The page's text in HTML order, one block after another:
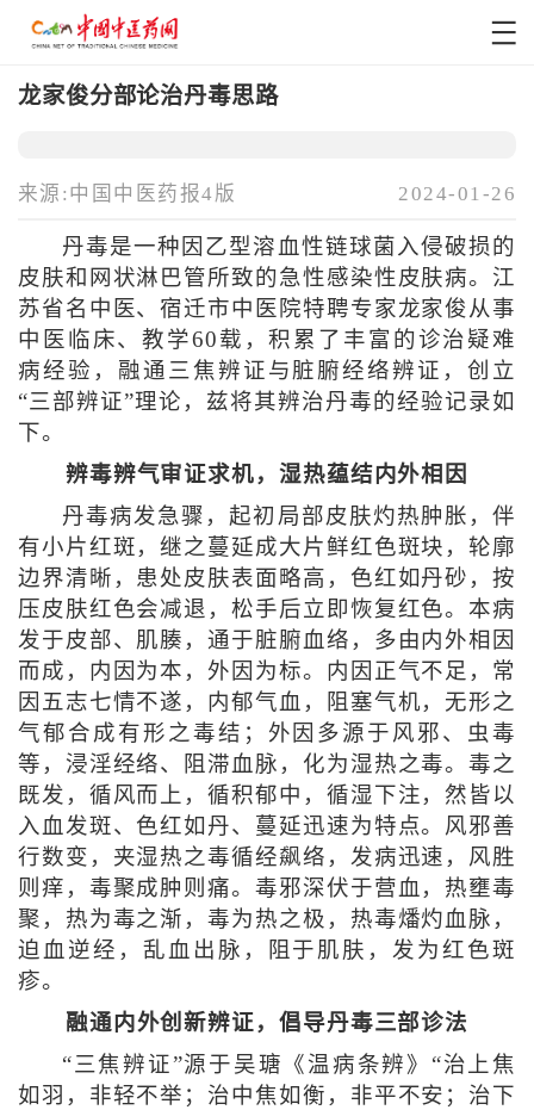
龙家俊分部论治丹毒思路
来源:中国中医药报4版 2024-01-26
丹毒是一种因乙型溶血性链球菌入侵破损的
皮肤和网状淋巴管所致的急性感染性皮肤病。江
苏省名中医、宿迁市中医院特聘专家龙家俊从事
中医临床、教学60载，积累了丰富的诊治疑难
病经验，融通三焦辨证与脏腑经络辨证，创立
“三部辨证”理论，兹将其辨治丹毒的经验记录如
下。
辨毒辨气审证求机，湿热蕴结内外相因
丹毒病发急骤，起初局部皮肤灼热肿胀，伴
有小片红斑，继之蔓延成大片鲜红色斑块，轮廓
边界清晰，患处皮肤表面略高，色红如丹砂，按
压皮肤红色会减退，松手后立即恢复红色。本病
发于皮部、肌腠，通于脏腑血络，多由内外相因
而成，内因为本，外因为标。内因正气不足，常
因五志七情不遂，内郁气血，阻塞气机，无形之
气郁合成有形之毒结；外因多源于风邪、虫毒
等，浸淫经络、阻滞血脉，化为湿热之毒。毒之
既发，循风而上，循积郁中，循湿下注，然皆以
入血发斑、色红如丹、蔓延迅速为特点。风邪善
行数变，夹湿热之毒循经飙络，发病迅速，风胜
则痒，毒聚成肿则痛。毒邪深伏于营血，热壅毒
聚，热为毒之渐，毒为热之极，热毒燔灼血脉，
迫血逆经，乱血出脉，阻于肌肤，发为红色斑
疹。
融通内外创新辨证，倡导丹毒三部诊法
“三焦辨证”源于吴瑭《温病条辨》“治上焦
如羽，非轻不举；治中焦如衡，非平不安；治下